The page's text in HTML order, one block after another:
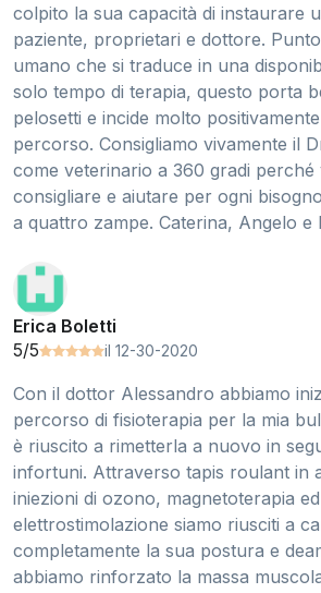
colpito la sua capacità di instaurare
paziente, proprietari e dottore.
umano che si traduce in una
solo tempo di terapia, questo porta
pelosetti e incide molto
percorso. Consigliamo vivamente il
come veterinario a 360 gradi perché
consigliare e aiutare per ogni
a quattro zampe. Caterina, Angelo e
Erica Boletti
5/5
il 12-30-2020
Con il dottor Alessandro abbiamo
percorso di fisioterapia per la mia
è riuscito a rimetterla a nuovo in
infortuni. Attraverso tapis roulant in
iniezioni di ozono, magnetoterapia ed
elettrostimolazione siamo riusciti a
completamente la sua postura e
abbiamo rinforzato la massa